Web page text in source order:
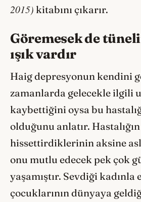
2015) kitabını çıkarır.
Göremesek de
ışık vardır
Haig depresyonun kendini
zamanlarda gelecekle ilgili
kaybettiğini oysa bu
olduğunu anlatır.
hissettirdiklerinin aksine
onu mutlu edecek pek çok
yaşamıştır. Sevdiği kadınla
çocuklarının dünyaya